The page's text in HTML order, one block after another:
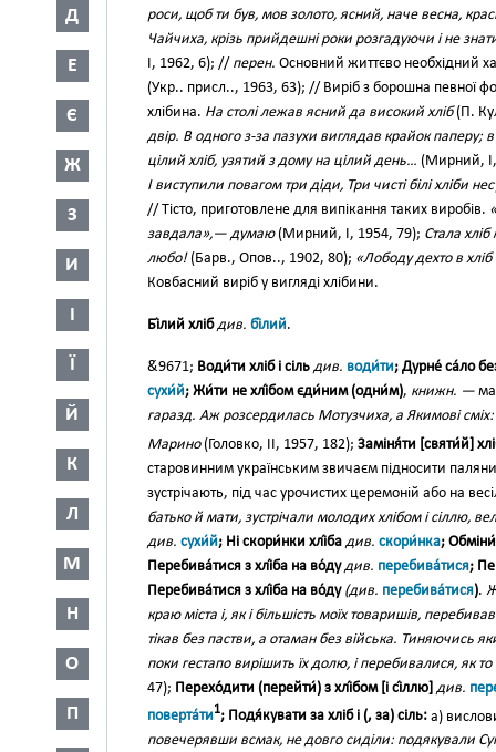
Д
Е
Є
Ж
З
И
І
Ї
Й
К
Л
М
Н
О
П
роси, щоб ти був, мов золото, ясний, наче весна,
Чайчиха, крізь прийдешні роки розгадуючи і не
І, 1962, 6); // перен. Основний життєво необхідний
(Укр.. присл.., 1963, 63); // Виріб з борошна певної
хлібина. На столі лежав ясний да високий хліб(П.
двір. В одного з-за пазухи виглядав крайок паперу;
цілий хліб, узятий з дому на цілий день… (Мирний,
І виступили повагом три діди, Три чисті білі хліби
// Тісто, приготовлене для випікання таких виробів.
завдала»,— думаю(Мирний, І, 1954, 79); Стала
любо!(Барв., Опов.., 1902, 80); «Лободу дехто в
Ковбасний виріб у вигляді хлібини.
Бі́лий хліб див. бі́лий.
&́9671; Води́ти хліб і сіль див. води́ти; Дурне́ са́ло
сухи́й; Жи́ти не хлі́бом єди́ним (одни́м), книжн. —
гаразд. Аж розсердилась Мотузчиха, а Якимові
Марино(Головко, II, 1957, 182); Заміня́ти [святи́й]
старовинним українським звичаєм підносити
зустрічають, під час урочистих церемоній або на
батько й мати, зустрічали молодих хлібом і сіллю,
див. сухи́й; Ні скори́нки хлі́ба див. скори́нка;
Перебива́тися з хлі́ба на во́ду див. перебива́тися;
Перебива́тися з хлі́ба на во́ду (див. перебива́тися).
краю міста і, як і більшість моїх товаришів,
тікав без пастви, а отаман без війська. Тиняючись
поки гестапо вирішить їх долю, і перебивалися, як то
47); Перехо́дити (перейти́) з хлі́бом [і сі́ллю] див.
поверта́ти1; Подя́кувати за хліб і (, за) сіль: а)
повечерявши всмак, не довго сиділи: подякували